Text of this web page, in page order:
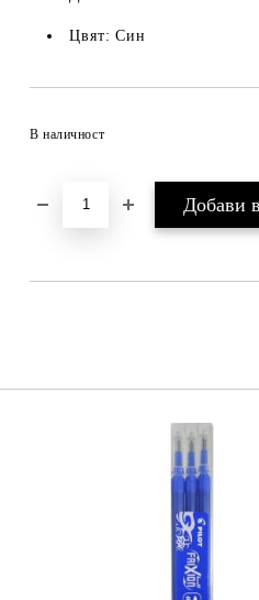
Цвят: Син
В наличност